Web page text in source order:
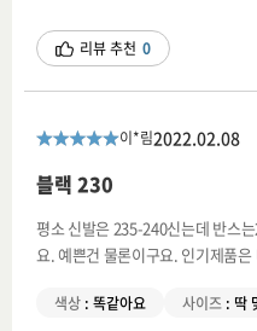
리뷰 추천 0
이*림2022.02.08
블랙 230
평소 신발은 235-240신는데 반스
요. 예쁜건 물론이구요. 인기제품
색상 : 똑같아요 사이즈 : 딱